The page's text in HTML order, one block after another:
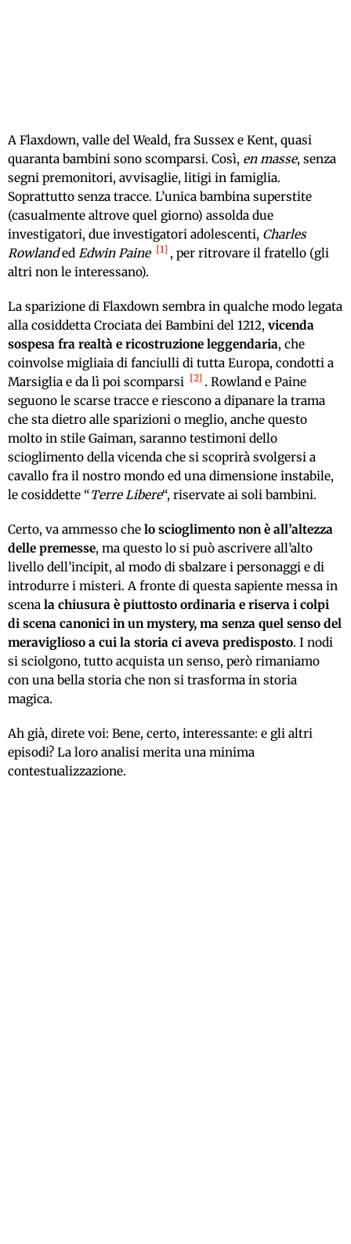
A Flaxdown, valle del Weald, fra Sussex e Kent, quasi
quaranta bambini sono scomparsi. Così, en masse, senza
segni premonitori, avvisaglie, litigi in famiglia.
Soprattutto senza tracce. L’unica bambina superstite
(casualmente altrove quel giorno) assolda due
investigatori, due investigatori adolescenti, Charles
Rowlanded Edwin Paine 1 , per ritrovare il fratello (gli
altri non le interessano).
La sparizione di Flaxdown sembra in qualche modo legata
alla cosiddetta Crociata dei Bambini del 1212, vicenda
sospesa fra realtà e ricostruzione leggendaria, che
coinvolse migliaia di fanciulli di tutta Europa, condotti a
Marsiglia e da lì poi scomparsi
2 . Rowland e Paine
seguono le scarse tracce e riescono a dipanare la trama
che sta dietro alle sparizioni o meglio, anche questo
molto in stile Gaiman, saranno testimoni dello
scioglimento della vicenda che si scoprirà svolgersi a
cavallo fra il nostro mondo ed una dimensione instabile,
le cosiddette “Terre Libere“, riservate ai soli bambini.
Certo, va ammesso che lo scioglimento non è all’altezza
delle premesse, ma questo lo si può ascrivere all’alto
livello dell’incipit, al modo di sbalzare i personaggi e di
introdurre i misteri. A fronte di questa sapiente messa in
scena la chiusura è piuttosto ordinaria e riserva i colpi
di scena canonici in un mystery, ma senza quel senso del
meraviglioso a cui la storia ci aveva predisposto. I nodi
si sciolgono, tutto acquista un senso, però rimaniamo
con una bella storia che non si trasforma in storia
magica.
Ah già, direte voi: Bene, certo, interessante: e gli altri
episodi? La loro analisi merita una minima
contestualizzazione.